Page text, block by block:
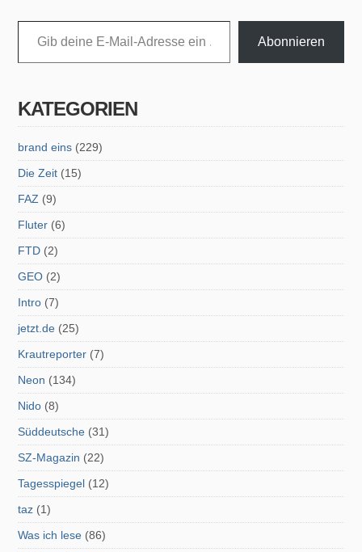
Gib deine E-Mail-Adresse ein ...
Abonnieren
KATEGORIEN
brand eins (229)
Die Zeit (15)
FAZ (9)
Fluter (6)
FTD (2)
GEO (2)
Intro (7)
jetzt.de (25)
Krautreporter (7)
Neon (134)
Nido (8)
Süddeutsche (31)
SZ-Magazin (22)
Tagesspiegel (12)
taz (1)
Was ich lese (86)